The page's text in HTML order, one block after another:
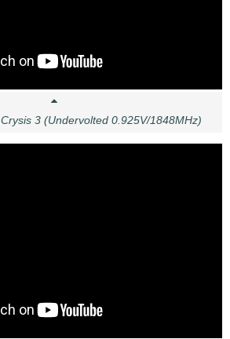
Crysis 3 (Undervolted 0.925V/1848MHz)